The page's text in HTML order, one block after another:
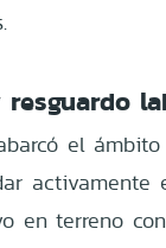
el
en terreno